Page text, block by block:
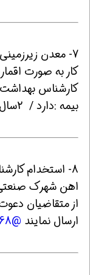
7- معدن زیرزمینی سرب و روی انگوران قرارگاه خاتم
کار به صورت اقماری
بیمه :دارد / 2سال سابقه کار
8- استخدام
اهن شهرک صنعتی
از متقاضیان
ارسال نمایند @Khdm68